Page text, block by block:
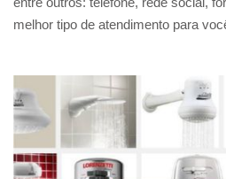
melhor tipo de atendimento para